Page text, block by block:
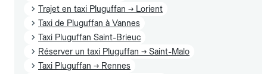
Trajet en taxi Pluguffan → Lorient
Taxi de Pluguffan à Vannes
Taxi Pluguffan Saint-Brieuc
Réserver un taxi Pluguffan → Saint-Malo
Taxi Pluguffan → Rennes